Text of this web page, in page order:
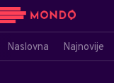
Naslovna Najnovije